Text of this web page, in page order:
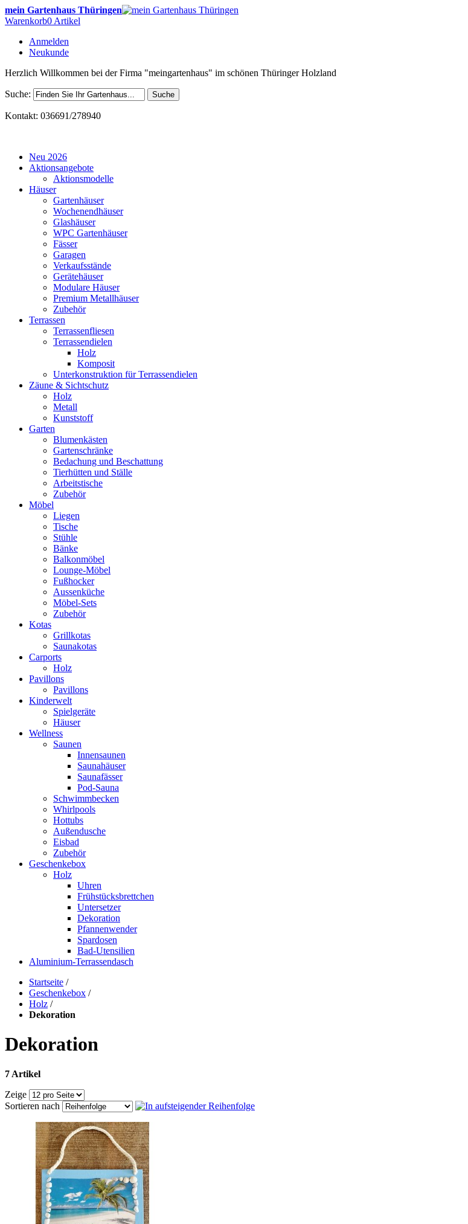
mein Gartenhaus Thüringen
Warenkorb0 Artikel
Anmelden
Neukunde
Herzlich Willkommen bei der Firma "meingartenhaus" im schönen Thüringer Holzland
Suche: Suche
Kontakt: 036691/278940
Neu 2026
Aktionsangebote
Aktionsmodelle
Häuser
Gartenhäuser
Wochenendhäuser
Glashäuser
WPC Gartenhäuser
Fässer
Garagen
Verkaufsstände
Gerätehäuser
Modulare Häuser
Premium Metallhäuser
Zubehör
Terrassen
Terrassenfliesen
Terrassendielen
Holz
Komposit
Unterkonstruktion für Terrassendielen
Zäune & Sichtschutz
Holz
Metall
Kunststoff
Garten
Blumenkästen
Gartenschränke
Bedachung und Beschattung
Tierhütten und Ställe
Arbeitstische
Zubehör
Möbel
Liegen
Tische
Stühle
Bänke
Balkonmöbel
Lounge-Möbel
Fußhocker
Aussenküche
Möbel-Sets
Zubehör
Kotas
Grillkotas
Saunakotas
Carports
Holz
Pavillons
Pavillons
Kinderwelt
Spielgeräte
Häuser
Wellness
Saunen
Innensaunen
Saunahäuser
Saunafässer
Pod-Sauna
Schwimmbecken
Whirlpools
Hottubs
Außendusche
Eisbad
Zubehör
Geschenkebox
Holz
Uhren
Frühstücksbrettchen
Untersetzer
Dekoration
Pfannenwender
Spardosen
Bad-Utensilien
Aluminium-Terrassendasch
Startseite /
Geschenkebox /
Holz /
Dekoration
Dekoration
7 Artikel
Zeige
Sortieren nach